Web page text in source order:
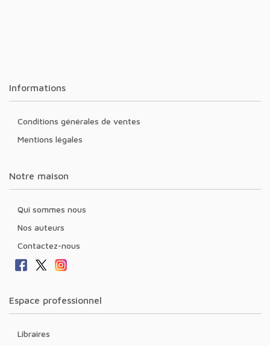
Informations
Conditions générales de ventes
Mentions légales
Notre maison
Qui sommes nous
Nos auteurs
Contactez-nous
Espace professionnel
Libraires